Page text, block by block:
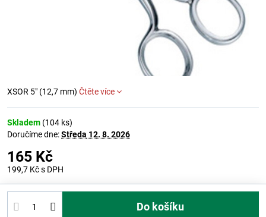
XSOR 5" (12,7 mm) Čtěte více
Skladem (104 ks)
Doručíme dne:Středa 12. 8. 2026
165 Kč
199,7 Kčs DPH
Do košíku